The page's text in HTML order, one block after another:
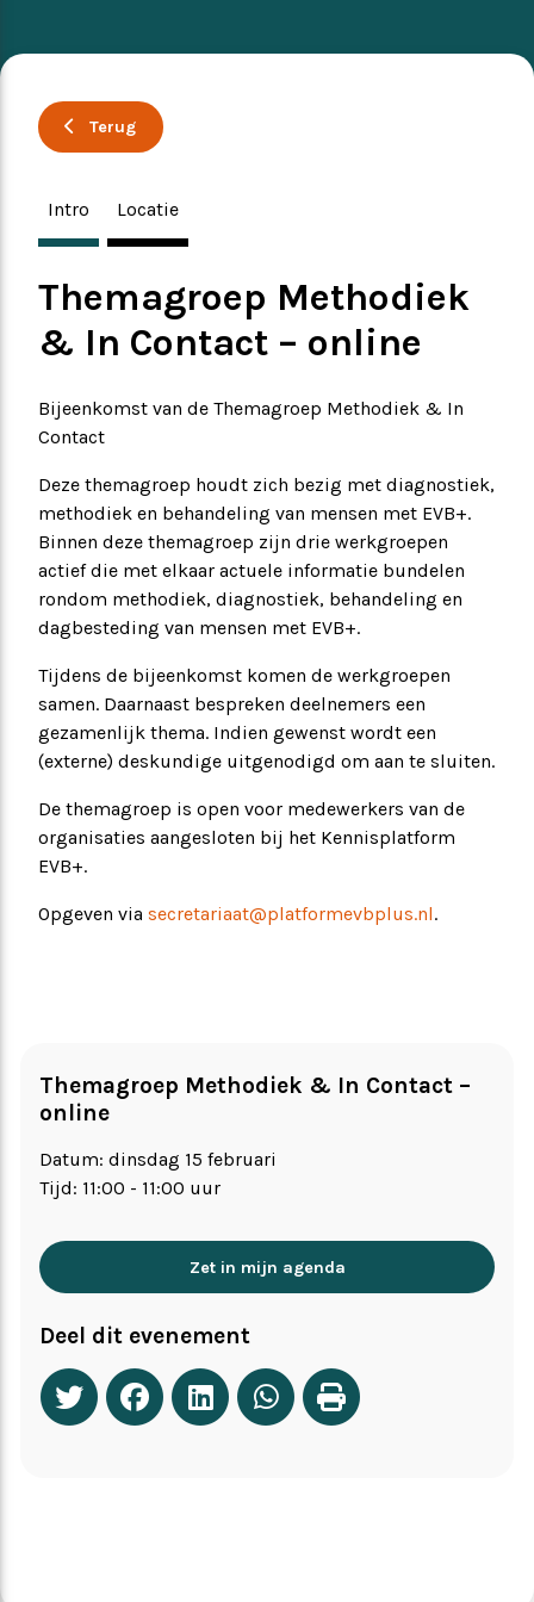
ProductenTerug
Intro Locatie
Themagroep Methodiek
& In Contact – online
Bijeenkomst van de Themagroep Methodiek & In
Contact
Deze themagroep houdt zich bezig met diagnostiek,
methodiek en behandeling van mensen met EVB+.
Binnen deze themagroep zijn drie werkgroepen
actief die met elkaar actuele informatie bundelen
rondom methodiek, diagnostiek, behandeling en
dagbesteding van mensen met EVB+.
Tijdens de bijeenkomst komen de werkgroepen
samen. Daarnaast bespreken deelnemers een
gezamenlijk thema. Indien gewenst wordt een
(externe) deskundige uitgenodigd om aan te sluiten.
De themagroep is open voor medewerkers van de
organisaties aangesloten bij het Kennisplatform
EVB+.
Opgeven via secretariaat@platformevbplus.nl.
Themagroep Methodiek & In Contact –
online
Datum: dinsdag 15 februari
Tijd: 11:00 - 11:00 uur
Zet in mijn agenda
Deel dit evenement